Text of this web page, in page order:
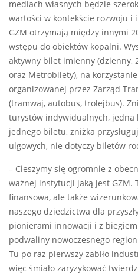
mediach własnych będzie
wartości w kontekście rozwoju i
GZM otrzymają między innymi
wstępu do obiektów kopalni.
aktywny bilet imienny (dzienny,
oraz Metrobilety), na
organizowanej przez Zarząd
(tramwaj, autobus, trolejbus).
turystów indywidualnych, jedna
jednego biletu, zniżka
ulgowych, nie dotyczy biletów
– Cieszymy się ogromnie z
ważnej instytucji jaką jest GZM.
finansowa, ale także
naszego dziedzictwa dla
pionierami innowacji i z
podwaliny nowoczesnego
Tu po raz pierwszy zabiło
więc śmiało zaryzykować